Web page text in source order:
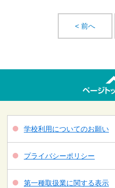
< 前へ
学校利用についてのお願い
プライバシーポリシー
第一種取扱業に関する表示